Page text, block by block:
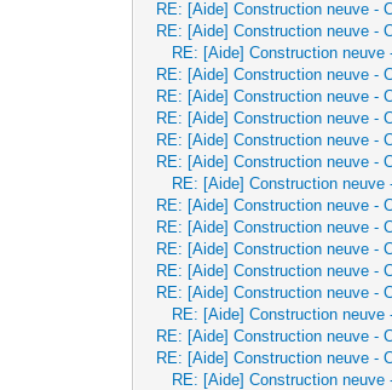
RE: [Aide] Construction neuve -
RE: [Aide] Construction neuve -
RE: [Aide] Construction
RE: [Aide] Construction neuve -
RE: [Aide] Construction neuve -
RE: [Aide] Construction neuve -
RE: [Aide] Construction neuve -
RE: [Aide] Construction neuve -
RE: [Aide] Construction
RE: [Aide] Construction neuve -
RE: [Aide] Construction neuve -
RE: [Aide] Construction neuve -
RE: [Aide] Construction neuve -
RE: [Aide] Construction neuve -
RE: [Aide] Construction
RE: [Aide] Construction neuve -
RE: [Aide] Construction neuve -
RE: [Aide] Construction